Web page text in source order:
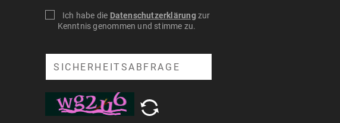
Ich habe die Datenschutzerklärungzur
Kenntnis genommen und stimme zu.
Suche